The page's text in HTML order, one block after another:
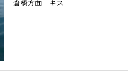
倉橋方面 キス